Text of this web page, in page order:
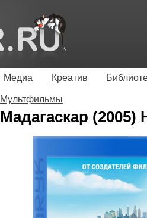
Медиа Креатив
Мультфильмы
Мадагаскар (2005)